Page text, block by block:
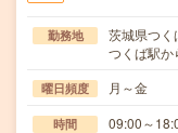
勤務地
茨城県つく
つくば駅
曜日頻度 月～金
時間 09:00～